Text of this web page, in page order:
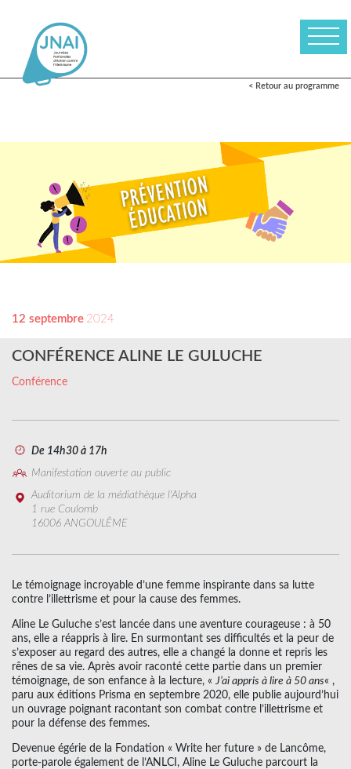
< Retour au programme
12 septembre 2024
CONFÉRENCE ALINE LE GULUCHE
Conférence
De 14h30 à 17h
Manifestation ouverte au public
Auditorium de la médiathèque l'Alpha
1 rue Coulomb
16006 ANGOULÊME
Le témoignage incroyable d’une femme inspirante dans sa lutte
contre l’illettrisme et pour la cause des femmes.
Aline Le Guluche s’est lancée dans une aventure courageuse : à 50
ans, elle a réappris à lire. En surmontant ses difficultés et la peur de
s’exposer au regard des autres, elle a changé la donne et repris les
rênes de sa vie. Après avoir raconté cette partie dans un premier
témoignage, de son enfance à la lecture, «J’ai appris à lire à 50 ans« ,
paru aux éditions Prisma en septembre 2020, elle publie aujourd’hui
un ouvrage poignant racontant son combat contre l’illettrisme et
pour la défense des femmes.
Devenue égérie de la Fondation « Write her future » de Lancôme,
porte-parole également de l’ANLCI, Aline Le Guluche parcourt la